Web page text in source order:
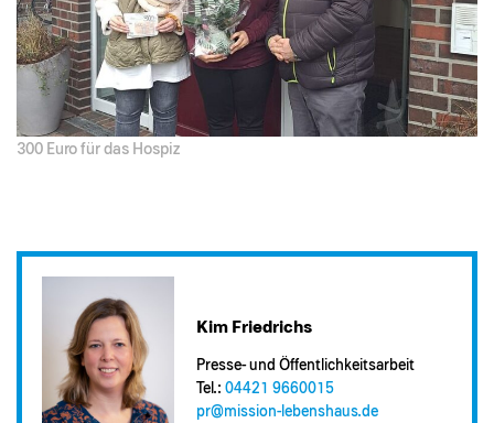
300 Euro für das Hospiz
Kim Friedrichs
Presse- und Öffentlichkeitsarbeit
Tel.: 04421 9660015
pr@​mission-lebenshaus.de